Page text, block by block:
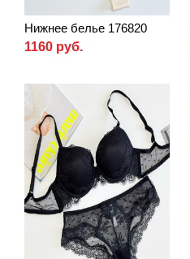
Нижнее белье 176820
1160 руб.